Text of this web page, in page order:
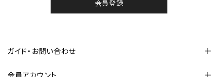
会員登録
ガイド・お問い合わせ
会員アカウント